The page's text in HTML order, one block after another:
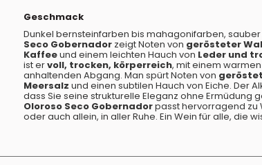
Geschmack
Dunkel bernsteinfarben bis mahagonifarben, sauber
Seco Gobernador zeigt Noten von gerösteter
Kaffeeund einem leichten Hauch von Leder und
ist ervoll, trocken, körperreich, mit einem
anhaltenden Abgang. Man spürt Noten von
Meersalz und einen subtilen Hauch von Eiche. Der
dass Sie seine strukturelle Eleganz ohne Ermüdung
Oloroso Seco Gobernadorpasst hervorragend zu
oder auch allein, in aller Ruhe. Ein Wein für alle, die